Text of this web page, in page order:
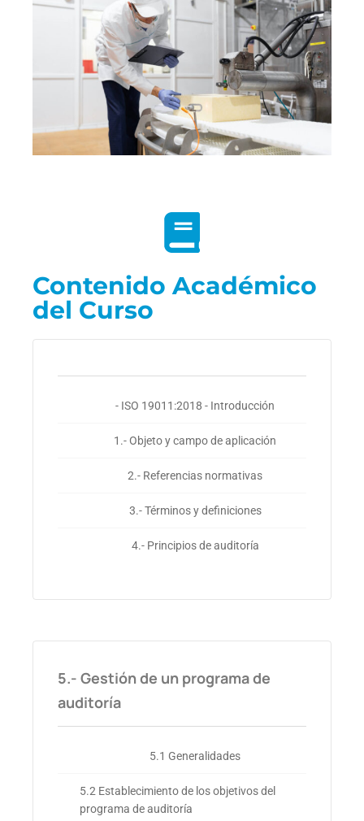
Contenido Académico
del Curso
- ISO 19011:2018 - Introducción
1.- Objeto y campo de aplicación
2.- Referencias normativas
3.- Términos y definiciones
4.- Principios de auditoría
5.- Gestión de un programa de
auditoría
5.1 Generalidades
5.2 Establecimiento de los objetivos del
programa de auditoría